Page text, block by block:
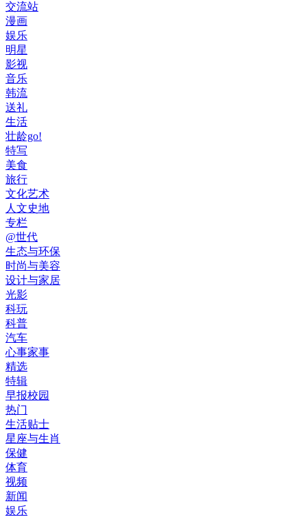
交流站
漫画
娱乐
明星
影视
音乐
韩流
送礼
生活
壮龄go!
特写
美食
旅行
文化艺术
人文史地
专栏
@世代
生态与环保
时尚与美容
设计与家居
光影
科玩
科普
汽车
心事家事
精选
特辑
早报校园
热门
生活贴士
星座与生肖
保健
体育
视频
新闻
娱乐